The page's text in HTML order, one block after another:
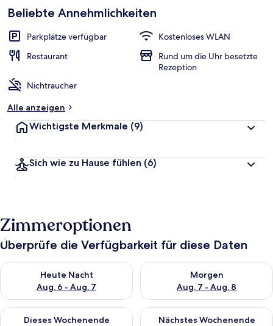
Beliebte Annehmlichkeiten
Parkplätze verfügbar
Kostenloses WLAN
Restaurant
Rund um die Uhr besetzte
Rezeption
Nichtraucher
Alle anzeigen
Wichtigste Merkmale (9)
Sich wie zu Hause fühlen (6)
Zimmeroptionen
Überprüfe die Verfügbarkeit für diese Daten
Heute Nacht
Aug. 6 - Aug. 7
Überprüfe die Verfügbarkeit für heute Nacht, Aug. 6 - Aug. 7.
Morgen
Aug. 7 - Aug. 8
Überprüfe die Verfügbarkeit
Dieses Wochenende
Überprüfe die Verfügbarkeit für dieses Wochenende, Aug. 7
Nächstes Wochenende
Überprüfe die Verfügbarkeit